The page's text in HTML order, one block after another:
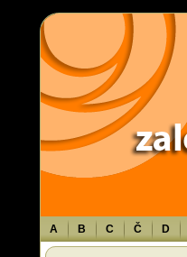
Warning: Use of undefined
content/themes/sablona/
A B C Č D